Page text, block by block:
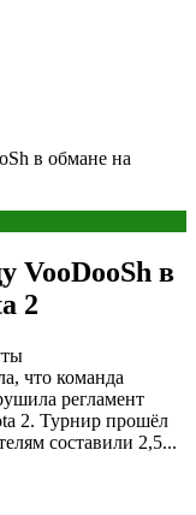
в обмане на
VooDooSh в
2
что команда
регламент
2. Турнир прошёл
составили 2,5...